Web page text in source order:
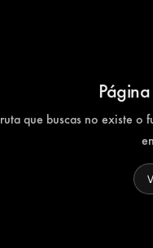
que buscas no existe o